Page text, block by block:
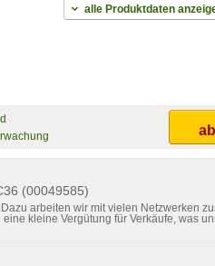
alle Produktdaten
ab
(00049585)
arbeiten wir mit vielen Netzwerken
kleine Vergütung für Verkäufe, was